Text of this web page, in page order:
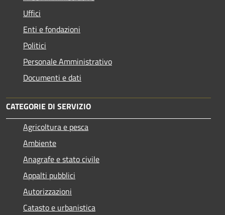
Uffici
Enti e fondazioni
Politici
Personale Amministrativo
Documenti e dati
CATEGORIE DI SERVIZIO
Agricoltura e pesca
Ambiente
Anagrafe e stato civile
Appalti pubblici
Autorizzazioni
Catasto e urbanistica